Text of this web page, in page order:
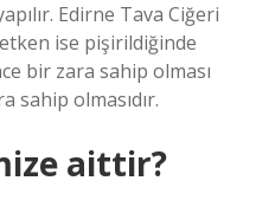
Edirne Tava Ciğeri
ise pişirildiğinde
bir zara sahip olması
sahip olmasıdır.
aittir?